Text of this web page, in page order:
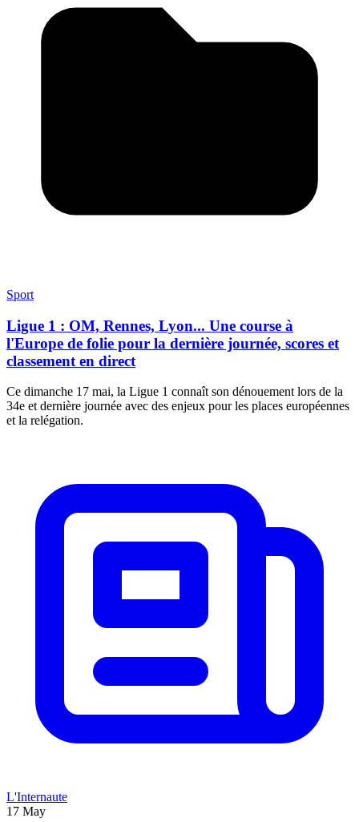
Sport
Ligue 1 : OM, Rennes, Lyon... Une course à
l'Europe de folie pour la dernière journée, scores et
classement en direct
Ce dimanche 17 mai, la Ligue 1 connaît son dénouement lors de la
34e et dernière journée avec des enjeux pour les places européennes
et la relégation.
L'Internaute
17 May